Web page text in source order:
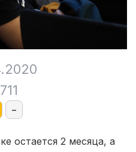
–
остается 2 месяца, а